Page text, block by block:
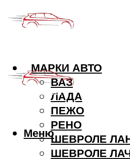
МАРКИ АВТО
ВАЗ
ЛАДА
ПЕЖО
РЕНО
ШЕВРОЛЕ
ШЕВРОЛЕ
Меню